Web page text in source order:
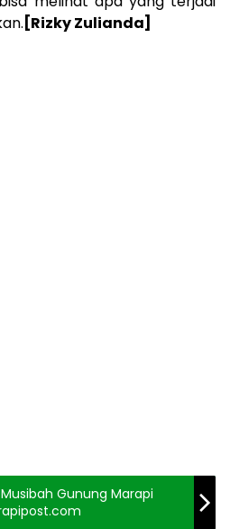
[Rizky Zulianda]
Gunung Marapi